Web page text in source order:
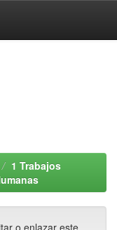
1 Trabajos
o enlazar este